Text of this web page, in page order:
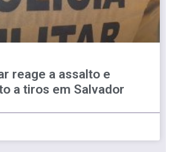
reage a assalto e
a tiros em Salvador